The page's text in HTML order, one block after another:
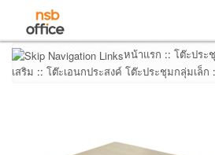
หน้าแรก :: โต๊ะประ
เสริม :: โต๊ะเอนกประสงค์ โต๊ะประชุมกลุ่มเล็ก